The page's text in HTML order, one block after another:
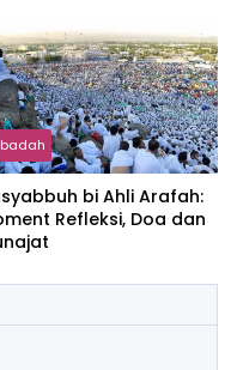
bi Ahli Arafah:
Refleksi, Doa dan